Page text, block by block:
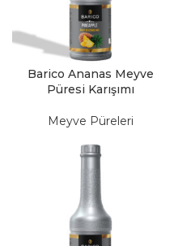
Barico Ananas Meyve
Püresi Karışımı
Meyve Püreleri